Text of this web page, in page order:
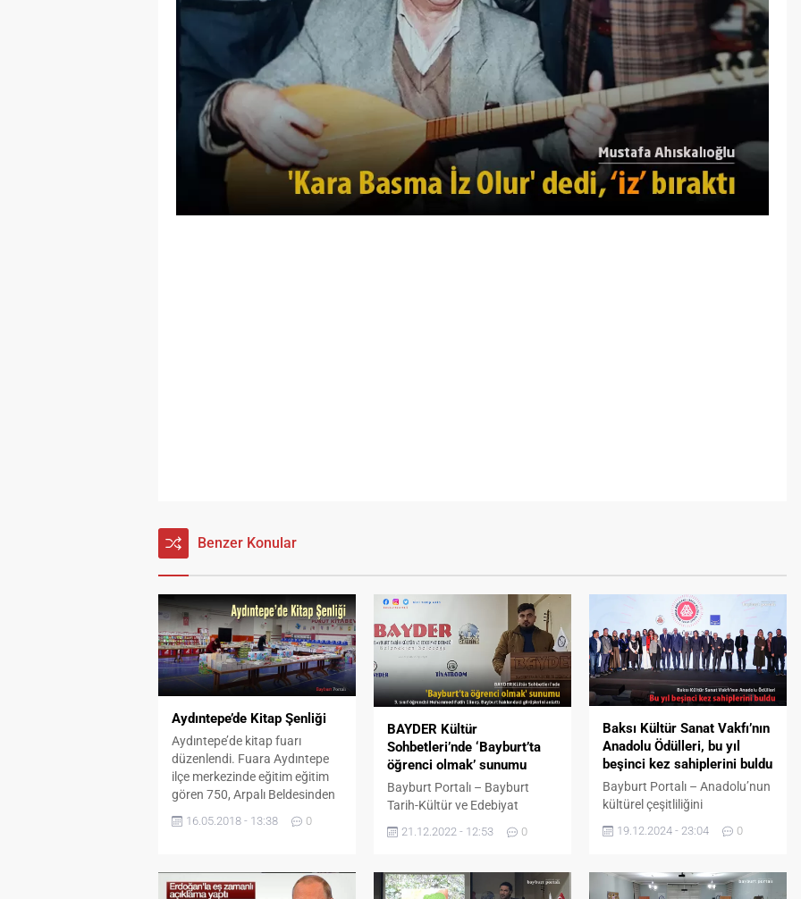
Benzer Konular
Aydıntepe’de Kitap Şenliği
Aydıntepe’de kitap fuarı
düzenlendi. Fuara Aydıntepe
ilçe merkezinde eğitim eğitim
gören 750, Arpalı Beldesinden
210 öğrenci, Çatıksu ve Aşağı
Kırzı Köylerinden 150 öğrenci
aydınlatan kitaplar öğrenciler
16.05.2018 - 13:38 0
BAYDER Kültür
Sohbetleri’nde ‘Bayburt’ta
öğrenci olmak’ sunumu
Bayburt Portalı – Bayburt
Tarih-Kültür ve Edebiyat
olarak düzenlenen kültür
Öğrenci Olmak’ sunumu
gerçekleştirildi. Bayburt
21.12.2022 - 12:53 0
Baksı Kültür Sanat Vakfı’nın
Anadolu Ödülleri, bu yıl
beşinci kez sahiplerini buldu
Bayburt Portalı – Anadolu’nun
kültürel çeşitliliğini
yılında hayata geçirilen
kez sahiplerini buldu. Baksı
Kültür Sanat Vakfı tarafından
19.12.2024 - 23:04 0